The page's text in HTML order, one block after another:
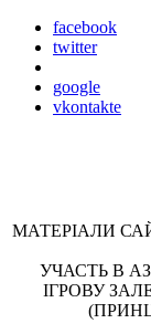
facebook
twitter
google
vkontakte
МАТЕРІАЛИ
УЧАСТЬ В
ІГРОВУ